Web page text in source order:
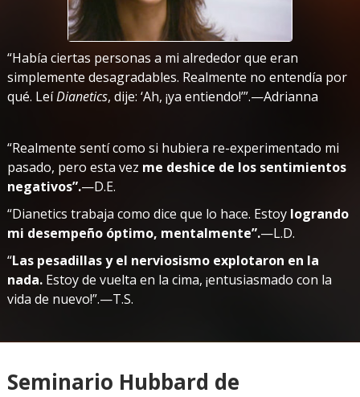
“Había ciertas personas a mi alrededor que eran
simplemente desagradables. Realmente no entendía por
qué. LeíDianetics, dije: ‘Ah, ¡ya entiendo!’”.—Adrianna
“Realmente sentí como si hubiera re-experimentado mi
pasado, pero esta vez me deshice de los sentimientos
negativos”.—D.E.
“Dianetics trabaja como dice que lo hace. Estoy logrando
mi desempeño óptimo, mentalmente”.—L.D.
“Las pesadillas y el nerviosismo explotaron en la
nada. Estoy de vuelta en la cima, ¡entusiasmado con la
vida de nuevo!”.—T.S.
Seminario Hubbard de